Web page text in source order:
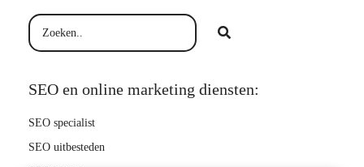
SEO en online marketing diensten:
SEO specialist
SEO uitbesteden